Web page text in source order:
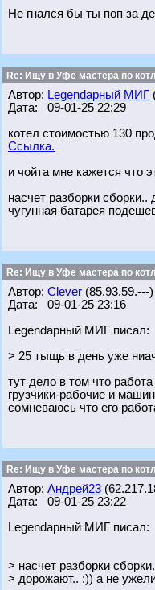
Не гнался бы ты поп за
Re: Ищу в Уфе мастера по
Автор: Legendарный МИГ
Дата: 09-01-25 22:29
котел стоимостью 130
Ссылка.
и чойта мне кажется что
насчет разборки
чугунная батарея
Re: Ищу в Уфе мастера по
Автор: Clever (85.93.59.---)
Дата: 09-01-25 23:16
Legendарный МИГ писал:
> 25 тыщь в день уже
тут дело в том что
грузчики-рабочие и
сомневаюсь что его
Re: Ищу в Уфе мастера по
Автор: Андрей23
Дата: 09-01-25 23:22
Legendарный МИГ писал:
> насчет разборки
> дорожают.. :)) а не